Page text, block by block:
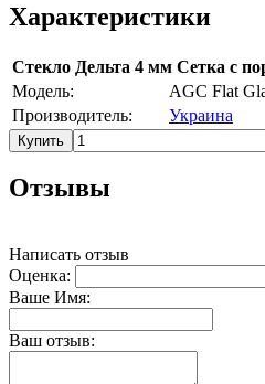
Характеристики
Стекло Дельта 4 мм Сетка с
Модель:
AGC Flat
Производитель:
Украина
Купить
Отзывы
Написать отзыв
Оценка:
Ваше Имя:
Ваш отзыв: